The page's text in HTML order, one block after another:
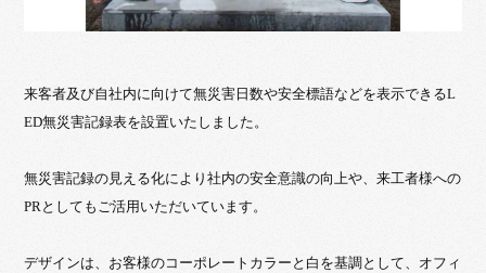
来客者及び自社内に向けて無災害日数や安全標語などを表示できるL
ED無災害記録表を設置いたしました。
無災害記録の見える化により社内の安全意識の向上や、来工者様への
PRとしてもご活用いただいています。
デザインは、お客様のコーポレートカラーと白を基調として、オフィ